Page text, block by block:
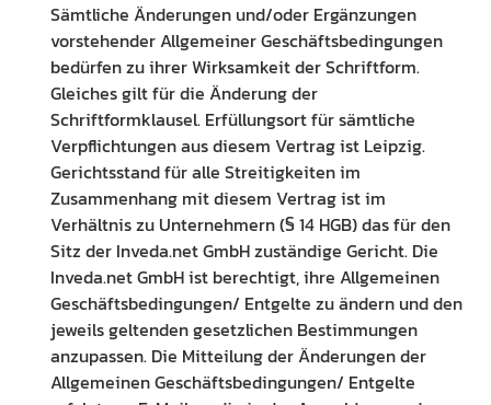
Sämtliche Änderungen und/oder Ergänzungen
vorstehender Allgemeiner Geschäftsbedingungen
bedürfen zu ihrer Wirksamkeit der Schriftform.
Gleiches gilt für die Änderung der
Schriftformklausel. Erfüllungsort für sämtliche
Verpflichtungen aus diesem Vertrag ist Leipzig.
Gerichtsstand für alle Streitigkeiten im
Zusammenhang mit diesem Vertrag ist im
Verhältnis zu Unternehmern (§ 14 HGB) das für den
Sitz der Inveda.net GmbH zuständige Gericht. Die
Inveda.net GmbH ist berechtigt, ihre Allgemeinen
Geschäftsbedingungen/ Entgelte zu ändern und den
jeweils geltenden gesetzlichen Bestimmungen
anzupassen. Die Mitteilung der Änderungen der
Allgemeinen Geschäftsbedingungen/ Entgelte